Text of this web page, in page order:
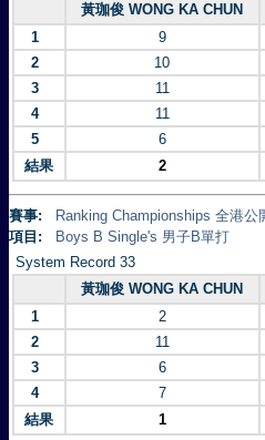
黃珈俊 WONG KA CHUN
1
9
2
10
3
11
4
11
5
6
結果
2
賽事:
Ranking Championships 全港
項目:
Boys B Single's 男子B單打
System Record 33
黃珈俊 WONG KA CHUN
1
2
2
11
3
6
4
7
結果
1